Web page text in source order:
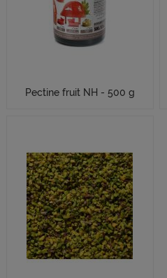
Pectine fruit NH - 500 g